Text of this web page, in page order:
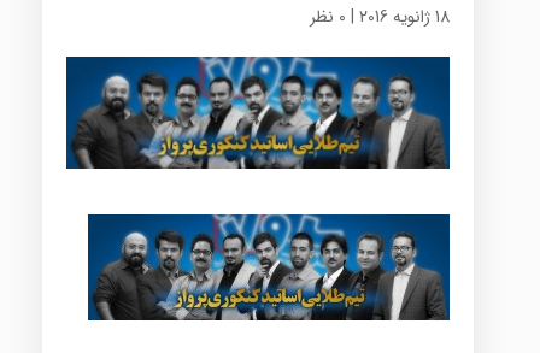
18 ژانویه 2016 | 0 نظر